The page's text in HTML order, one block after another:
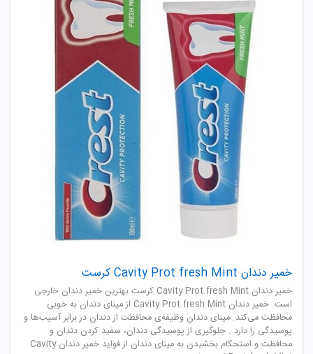
خمیر دندان Cavity Prot.fresh Mint کرست
خمیر دندان Cavity Prot.fresh Mint کرست بهترین خمیر دندان خارجی
است. خمیر دندان Cavity Prot.fresh Mint از مینای دندان به خوبی
محافظت می‌کند. مینای دندان وظیفه‌ی محافظت از دندان در برابر آسیب‌ها و
پوسیدگی را دارد . جلوگیری از پوسیدگی دندان، سفید کردن دندان و
محافظت و استحکام بخشیدن به مینای دندان از فواید خمیر دندان Cavity